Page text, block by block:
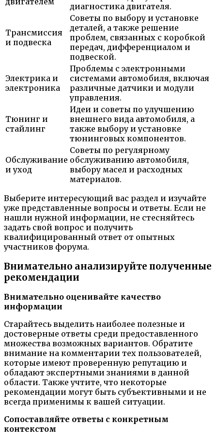
диагностика двигателя.
Трансмиссия
и подвеска
Советы по выбору и установке
деталей, а также решение
проблем, связанных с коробкой
передач, дифференциалом и
подвеской.
Электрика и
электроника
Проблемы с электронными
системами автомобиля, включая
различные датчики и модули
управления.
Тюнинг и
стайлинг
Идеи и советы по улучшению
внешнего вида автомобиля, а
также выбору и установке
тюнинговых компонентов.
Обслуживание
и уход
Советы по регулярному
обслуживанию автомобиля,
выбору масел и расходных
материалов.
Выберите интересующий вас раздел и изучайте
уже представленные вопросы и ответы. Если не
нашли нужной информации, не стесняйтесь
задать свой вопрос и получить
квалифицированный ответ от опытных
участников форума.
Внимательно анализируйте полученные
рекомендации
Внимательно оценивайте качество
информации
Старайтесь выделить наиболее полезные и
достоверные ответы среди предоставленного
множества возможных вариантов. Обратите
внимание на комментарии тех пользователей,
которые имеют проверенную репутацию и
обладают экспертными знаниями в данной
области. Также учтите, что некоторые
рекомендации могут быть субъективными и не
всегда применимы к вашей ситуации.
Сопоставляйте ответы с конкретным
контекстом